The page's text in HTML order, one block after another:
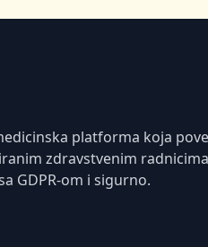
platforma koja
zdravstvenim
GDPR-om i sigurno.